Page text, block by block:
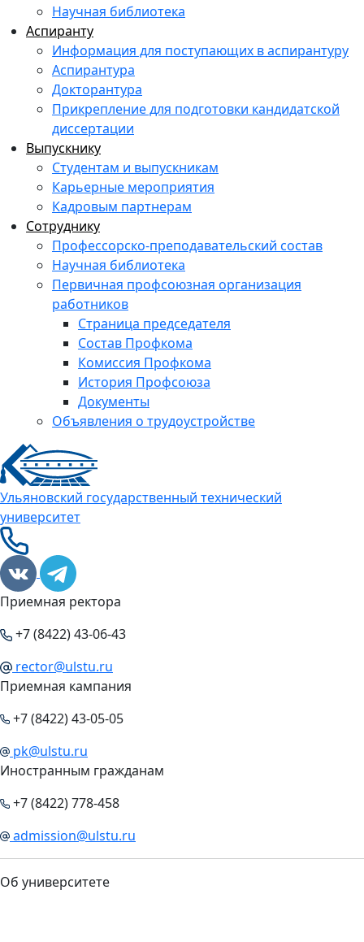
Научная библиотека
Аспиранту
Информация для поступающих в аспирантуру
Аспирантура
Докторантура
Прикрепление для подготовки кандидатской
диссертации
Выпускнику
Студентам и выпускникам
Карьерные мероприятия
Кадровым партнерам
Сотруднику
Профессорско-преподавательский состав
Научная библиотека
Первичная профсоюзная организация
работников
Страница председателя
Состав Профкома
Комиссия Профкома
История Профсоюза
Документы
Объявления о трудоустройстве
Ульяновский государственный технический
университет
Приемная ректора
+7 (8422) 43-06-43
rector@ulstu.ru
Приемная кампания
+7 (8422) 43-05-05
pk@ulstu.ru
Иностранным гражданам
+7 (8422) 778-458
admission@ulstu.ru
Об университете